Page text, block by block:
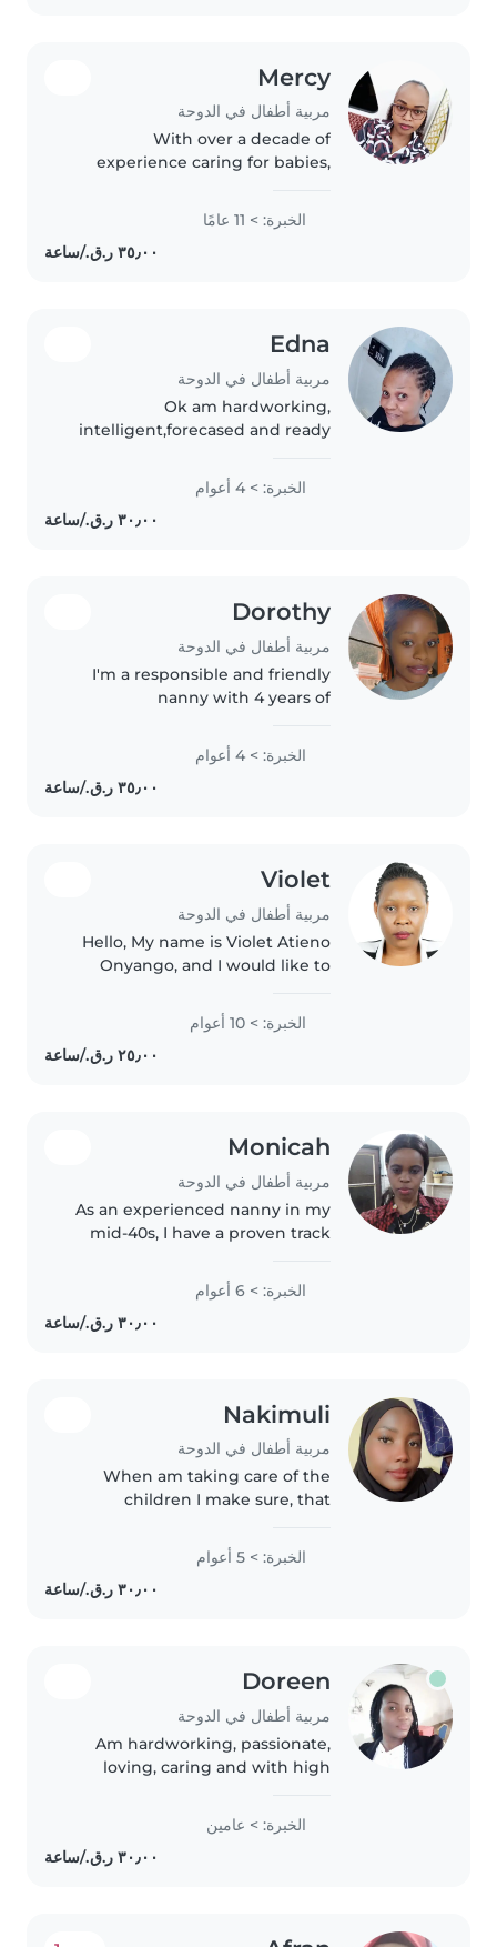
Mercy
مربية أطفال في الدوحة
With over a decade of
experience caring for babies,
bring a wealth of knowledge
and a nurturing approach to my
role as a nanny. As a parent
الخبرة: > 11 عامًا
Edna
مربية أطفال في الدوحة
Ok am hardworking,
intelligent,forecased and ready
supervision from my what I
prefer is respect to each jobless
kindly consider me..thank you
الخبرة: > 4 أعوام
Dorothy
مربية أطفال في الدوحة
I'm a responsible and friendly
nanny with 4 years of
gradeschoolers and toddlers. I'm
comfortable with pets, chores,
and helping with homework. I
الخبرة: > 4 أعوام
Violet
مربية أطفال في الدوحة
Hello, My name is Violet Atieno
Onyango, and I would like to
Housekeeper position. I am a
responsible, trustworthy, and
hardworking person with
الخبرة: > 10 أعوام
Monicah
مربية أطفال في الدوحة
As an experienced nanny in my
mid-40s, I have a proven track
care to children, especially
preschoolers. With 6 years of
hands-on experience, I am well-
الخبرة: > 6 أعوام
Nakimuli
مربية أطفال في الدوحة
When am taking care of the
children I make sure, that
الخبرة: > 5 أعوام
Doreen
مربية أطفال في الدوحة
Am hardworking, passionate,
loving, caring and with high
any family that will welcome me.
I love children and am
passionate about children. Will
الخبرة: > عامين